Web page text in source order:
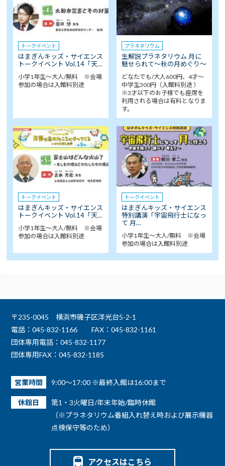
トークイベント
はまぎんキッズ・サイエンス
トークイベント Vol.14「天…
小学1年生～大人/無料 ※会場
参加の場合は入館料別途
プラネタリウム
生解説プラネタリウム 月に
魅せられて～秋の月めぐり～
どなたでも/大人600円、4才～
中学生300円（入館料別途 ）
※3才以下のお子様でも座席を
利用される場合は有料となりま
す。
トークイベント
はまぎんキッズ・サイエンス
トークイベント Vol.14「天…
小学1年生～大人/無料 ※会場
参加の場合は入館料別途
トークイベント
はまぎんキッズ・サイエンス
特別講演「宇宙飛行士になっ
て 月…
小学1年生～大人/無料 ※会場
参加の場合は入館料別途
〒235-0045 横浜市磯子区洋光台5-2-1
電話：045-832-1166
FAX：045-832-1161
団体専用電話：045-832-1177
団体専用FAX：045-832-1185
営業時間 9:00～17:00 ※最終入館は16:00まで
休館日
第1・3火曜日/年末年始/臨時休館
（※プラネタリウム番組入れ替え時および展示機器
点検保守等のため）
アクセスはこちら